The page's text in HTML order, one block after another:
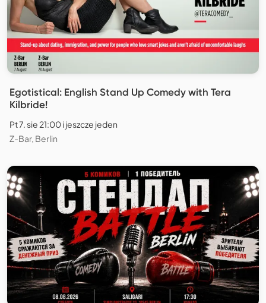
Egotistical: English Stand Up Comedy with Tera
Kilbride!
Pt 7. sie 21:00 i jeszcze jeden
Z-Bar, Berlin